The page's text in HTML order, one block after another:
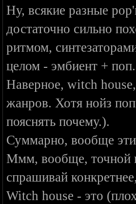
Ну, всякие разные
достаточно сильно
ритмом,
целом - эмбиент +
Наверное, witch
жанров. Хотя нойз
пояснять почему.).
Суммарно, вообще
Ммм, вообще, точной
спрашивай
Witch house - это